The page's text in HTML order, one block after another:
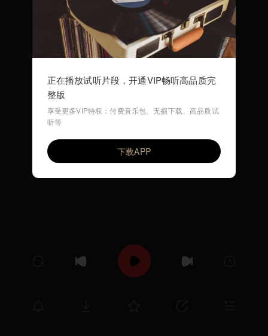
VIP 32HANG
正在播放试听片段，开通VIP畅听高品质完
整版
享受更多VIP特权：付费音乐包、无损下载、高品质试
听等
下载APP